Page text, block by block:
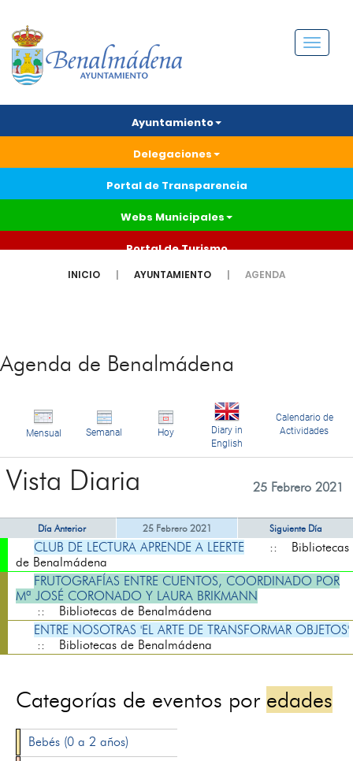
Menú
Ayuntamiento
Delegaciones
Portal de Transparencia
Webs Municipales
Portal de Turismo
INICIO AYUNTAMIENTO AGENDA
Agenda de Benalmádena
Mensual Semanal Hoy
Diary in
English
Calendario de
Actividades
Vista Diaria 25 Febrero 2021
Día Anterior 25 Febrero 2021 Siguiente Día
CLUB DE LECTURA APRENDE A LEERTE
:: Bibliotecas
de Benalmádena
FRUTOGRAFÍAS ENTRE CUENTOS, COORDINADO POR
Mª JOSÉ CORONADO Y LAURA BRIKMANN
:: Bibliotecas de Benalmádena
ENTRE NOSOTRAS 'EL ARTE DE TRANSFORMAR OBJETOS'
:: Bibliotecas de Benalmádena
Categorías de eventos por edades
Bebés (0 a 2 años)